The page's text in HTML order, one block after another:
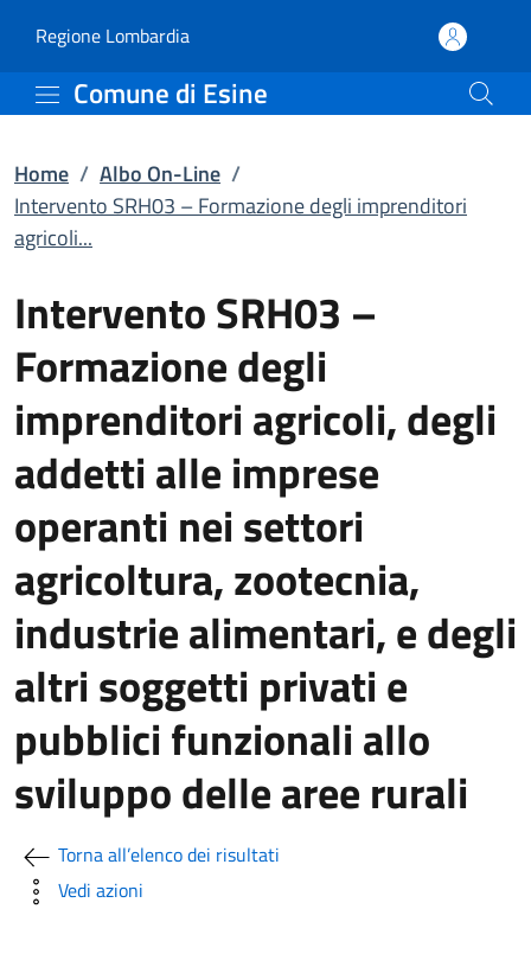
Intervento SRH03 –
Regione Lombardia(apre in un'altra scheda).
Comune di Esine
Home / Albo On-Line /
Intervento SRH03 – Formazione degli imprenditori
agricoli...
Intervento SRH03 –
Formazione degli
imprenditori agricoli, degli
addetti alle imprese
operanti nei settori
agricoltura, zootecnia,
industrie alimentari, e degli
altri soggetti privati e
pubblici funzionali allo
sviluppo delle aree rurali
Torna all’elenco dei risultati
Vedi azioni